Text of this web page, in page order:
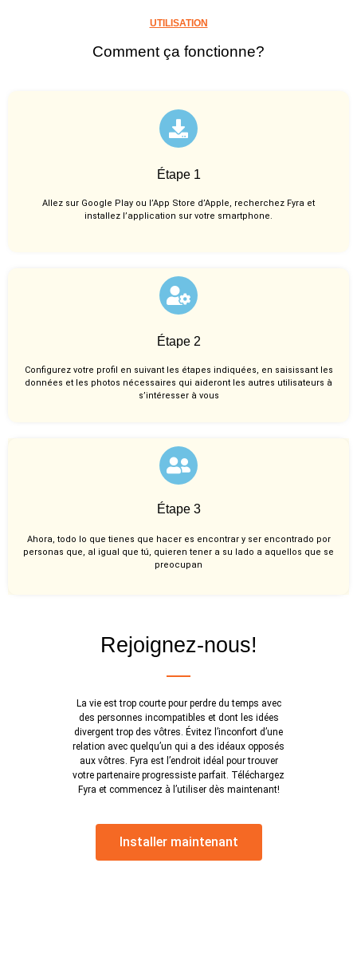
UTILISATION
Comment ça fonctionne?
Étape 1
Allez sur Google Play ou l’App Store d’Apple, recherchez Fyra et
installez l’application sur votre smartphone.
Étape 2
Configurez votre profil en suivant les étapes indiquées, en saisissant les
données et les photos nécessaires qui aideront les autres utilisateurs à
s’intéresser à vous
Étape 3
Ahora, todo lo que tienes que hacer es encontrar y ser encontrado por
personas que, al igual que tú, quieren tener a su lado a aquellos que se
preocupan
Rejoignez-nous!
La vie est trop courte pour perdre du temps avec
des personnes incompatibles et dont les idées
divergent trop des vôtres. Évitez l’inconfort d’une
relation avec quelqu’un qui a des idéaux opposés
aux vôtres. Fyra est l’endroit idéal pour trouver
votre partenaire progressiste parfait. Téléchargez
Fyra et commencez à l’utiliser dès maintenant!
Installer maintenant